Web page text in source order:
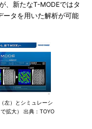
、新たなT-MODEではタ
ータを用いた解析が可能
左）とシミュレーシ
拡大） 出典：TOYO